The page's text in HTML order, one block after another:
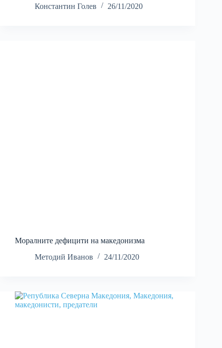
Константин Голев
26/11/2020
Моралните дефицити на македонизма
Методий Иванов
24/11/2020